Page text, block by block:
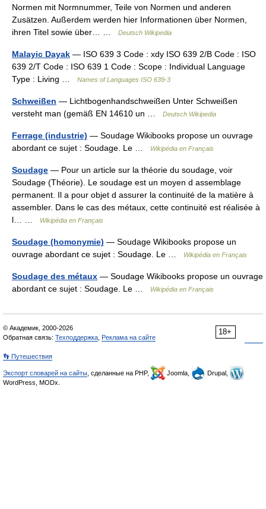
Normen mit Normnummer, Teile von Normen und anderen
Zusätzen. Außerdem werden hier Informationen über Normen,
ihren Titel sowie über… …
Deutsch Wikipedia
Malayic Dayak — ISO 639 3 Code : xdy ISO 639 2/B Code : ISO
639 2/T Code : ISO 639 1 Code : Scope : Individual Language
Type : Living …
Names of Languages ISO 639-3
Schweißen — Lichtbogenhandschweißen Unter Schweißen
versteht man (gemäß EN 14610 un …
Deutsch Wikipedia
Ferrage (industrie) — Soudage Wikibooks propose un ouvrage
abordant ce sujet : Soudage. Le …
Wikipédia en Français
Soudage — Pour un article sur la théorie du soudage, voir
Soudage (Théorie). Le soudage est un moyen d assemblage
permanent. Il a pour objet d assurer la continuité de la matière à
assembler. Dans le cas des métaux, cette continuité est réalisée à
l… …
Wikipédia en Français
Soudage (homonymie) — Soudage Wikibooks propose un
ouvrage abordant ce sujet : Soudage. Le …
Wikipédia en Français
Soudage des métaux — Soudage Wikibooks propose un ouvrage
abordant ce sujet : Soudage. Le …
Wikipédia en Français
18+
© Академик, 2000-2026
Обратная связь: Техподдержка Реклама на сайте
👣 Путешествия
Экспорт словарей на сайты , сделанные на PHP, Joomla,
Drupal,
WordPress, MODx.